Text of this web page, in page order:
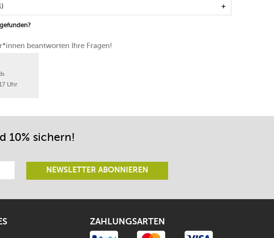
beantworten Ihre Fragen!
Uhr
10% sichern!
NEWSLETTER ABONNIEREN
ZAHLUNGSARTEN